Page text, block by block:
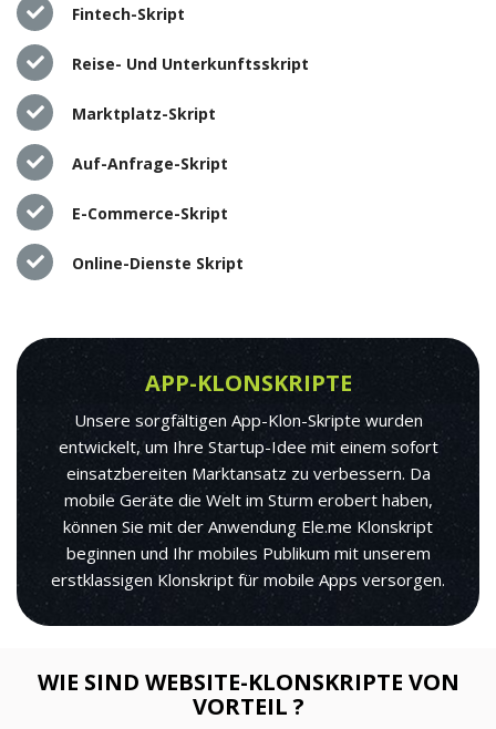
Fintech-Skript
Reise- Und Unterkunftsskript
Marktplatz-Skript
Auf-Anfrage-Skript
E-Commerce-Skript
Online-Dienste Skript
APP-KLONSKRIPTE
Unsere sorgfältigen App-Klon-Skripte wurden
entwickelt, um Ihre Startup-Idee mit einem sofort
einsatzbereiten Marktansatz zu verbessern. Da
mobile Geräte die Welt im Sturm erobert haben,
können Sie mit der Anwendung Ele.me Klonskript
beginnen und Ihr mobiles Publikum mit unserem
erstklassigen Klonskript für mobile Apps versorgen.
WIE SIND WEBSITE-KLONSKRIPTE VON
VORTEIL ?